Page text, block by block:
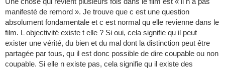
manifesté de remord ». Je trouve que c est une question
absolument fondamentale et c est normal qu elle revienne dans le
film. L objectivité existe t elle ? Si oui, cela signifie qu il peut
exister une vérité, du bien et du mal dont la distinction peut être
partagée par tous, qu il est donc possible de dire coupable ou non
coupable. Si elle n existe pas, cela signifie qu il existe des